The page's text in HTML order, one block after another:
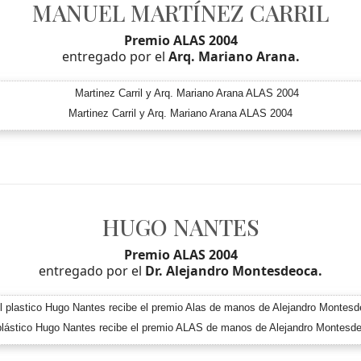
MANUEL MARTÍNEZ CARRIL
Premio ALAS 2004
entregado por el Arq. Mariano Arana.
Martinez Carril y Arq. Mariano Arana ALAS 2004
HUGO NANTES
Premio ALAS 2004
entregado por el Dr. Alejandro Montesdeoca.
Hugo Nantes recibe el premio ALAS de manos de Alejandro